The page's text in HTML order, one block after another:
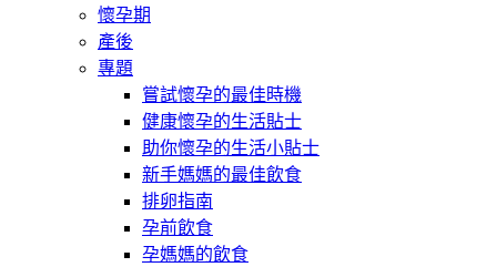
懷孕期
產後
專題
嘗試懷孕的最佳時機
健康懷孕的生活貼士
助你懷孕的生活小貼士
新手媽媽的最佳飲食
排卵指南
孕前飲食
孕媽媽的飲食